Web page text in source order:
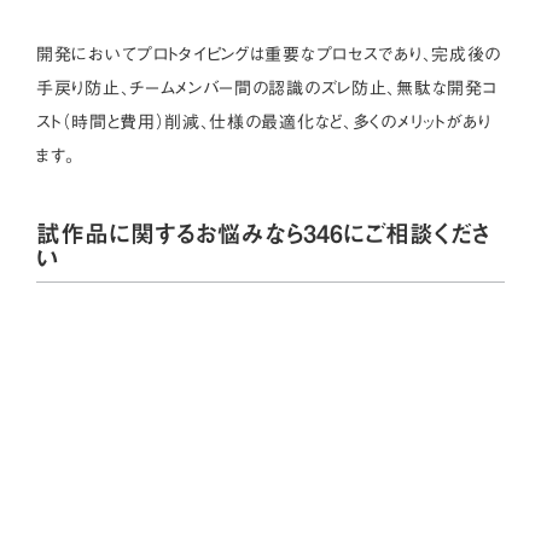
開発においてプロトタイピングは重要なプロセスであり、完成後の
手戻り防止、チームメンバー間の認識のズレ防止、無駄な開発コ
スト（時間と費用）削減、仕様の最適化など、多くのメリットがあり
ます。
試作品に関するお悩みなら346にご相談くださ
い